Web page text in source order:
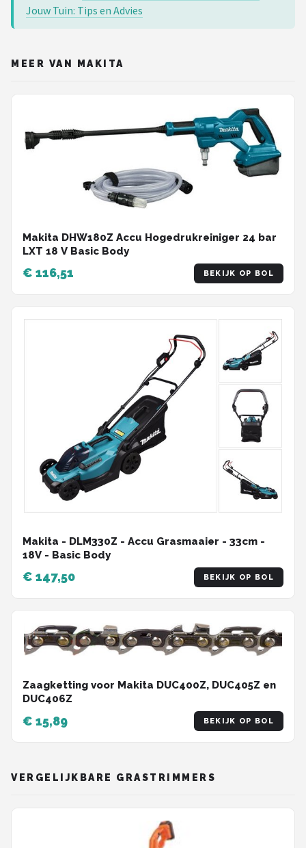
Jouw Tuin: Tips en Advies
MEER VAN MAKITA
Makita DHW180Z Accu Hogedrukreiniger 24 bar
LXT 18 V Basic Body
€ 116,51 BEKIJK OP BOL
Makita - DLM330Z - Accu Grasmaaier - 33cm -
18V - Basic Body
€ 147,50 BEKIJK OP BOL
Zaagketting voor Makita DUC400Z, DUC405Z en
DUC406Z
€ 15,89 BEKIJK OP BOL
VERGELIJKBARE GRASTRIMMERS